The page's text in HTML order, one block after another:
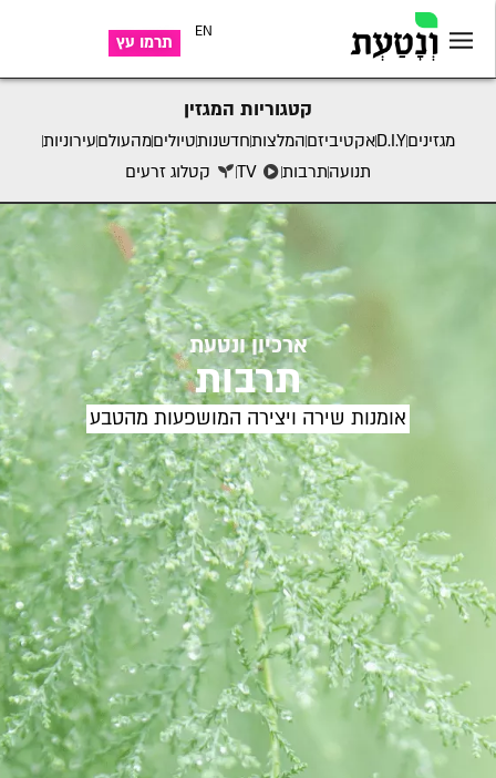
תרמו עץ
EN
קטגוריות המגזין
מגזיניםD.I.Yאקטיביזםהמלצותחדשנותטיוליםמהעולםעירוניות
תנועהתרבות TV קטלוג זרעים
ארכיון ונטעת
תרבות
אומנות שירה ויצירה המושפעות מהטבע